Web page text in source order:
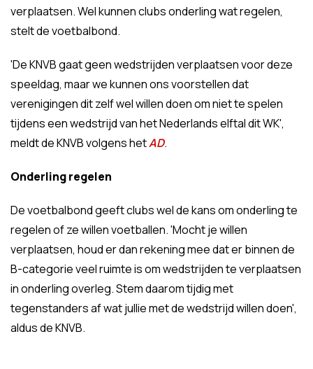
verplaatsen. Wel kunnen clubs onderling wat regelen,
stelt de voetbalbond.
'De KNVB gaat geen wedstrijden verplaatsen voor deze
speeldag, maar we kunnen ons voorstellen dat
verenigingen dit zelf wel willen doen om niet te spelen
tijdens een wedstrijd van het Nederlands elftal dit WK',
meldt de KNVB volgens hetAD.
Onderling regelen
De voetbalbond geeft clubs wel de kans om onderling te
regelen of ze willen voetballen. 'Mocht je willen
verplaatsen, houd er dan rekening mee dat er binnen de
B-categorie veel ruimte is om wedstrijden te verplaatsen
in onderling overleg. Stem daarom tijdig met
tegenstanders af wat jullie met de wedstrijd willen doen',
aldus de KNVB.